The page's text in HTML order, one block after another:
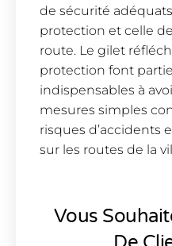
de sécurité
protection et celle
route. Le gilet
protection font
indispensables à
mesures simples
risques d’accidents
sur les routes de la
Vous